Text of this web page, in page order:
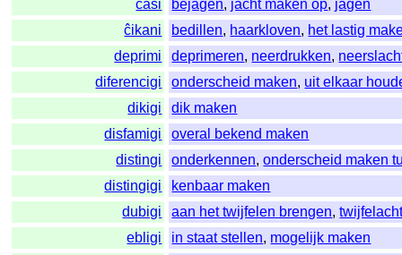
ĉasi
bejagen, jacht maken op, jagen
ĉikani
bedillen, haarkloven, het lastig
deprimi
deprimeren, neerdrukken,
diferencigi
onderscheid maken, uit elkaar
dikigi
dik maken
disfamigi
overal bekend maken
distingi
onderkennen,onderscheid maken
distingigi
kenbaar maken
dubigi
aan het twijfelen brengen,
ebligi
in staat stellen, mogelijk maken